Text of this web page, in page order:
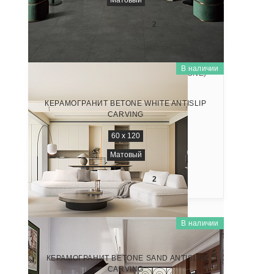
2
В наличии
НАТУРАЛЬНЫЙ КАМЕНЬ (NATURAL STONE)
КЕРАМОГРАНИТ BETONE WHITE ANTISLIP
CARVING
60 x 120
Матовый
3 450 ₽/м2
В наличии
НАТУРАЛЬНЫЙ КАМЕНЬ (NATURAL STONE)
NTT9516AC
КЕРАМОГРАНИТ BETONE SAND ANTISLIP
CARVING